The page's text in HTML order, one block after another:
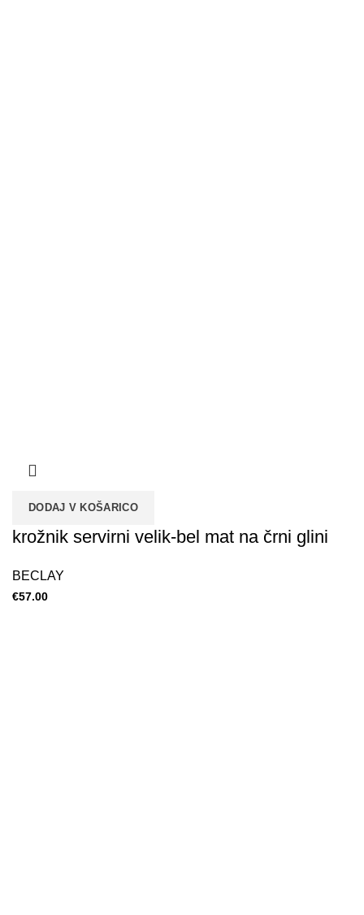
DODAJ V KOŠARICO
krožnik servirni velik-bel mat na črni glini
BECLAY
€57.00